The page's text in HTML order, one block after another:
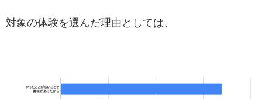
対象の体験を選んだ理由としては、